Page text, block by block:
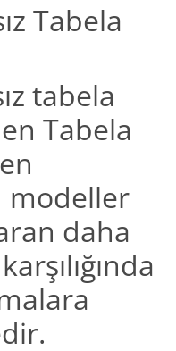
Tabela
tabela
Tabela
modeller
daha